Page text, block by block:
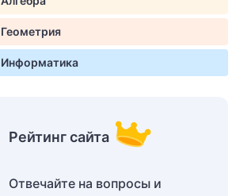
Геометрия
Информатика
Рейтинг сайта
Отвечайте на вопросы и